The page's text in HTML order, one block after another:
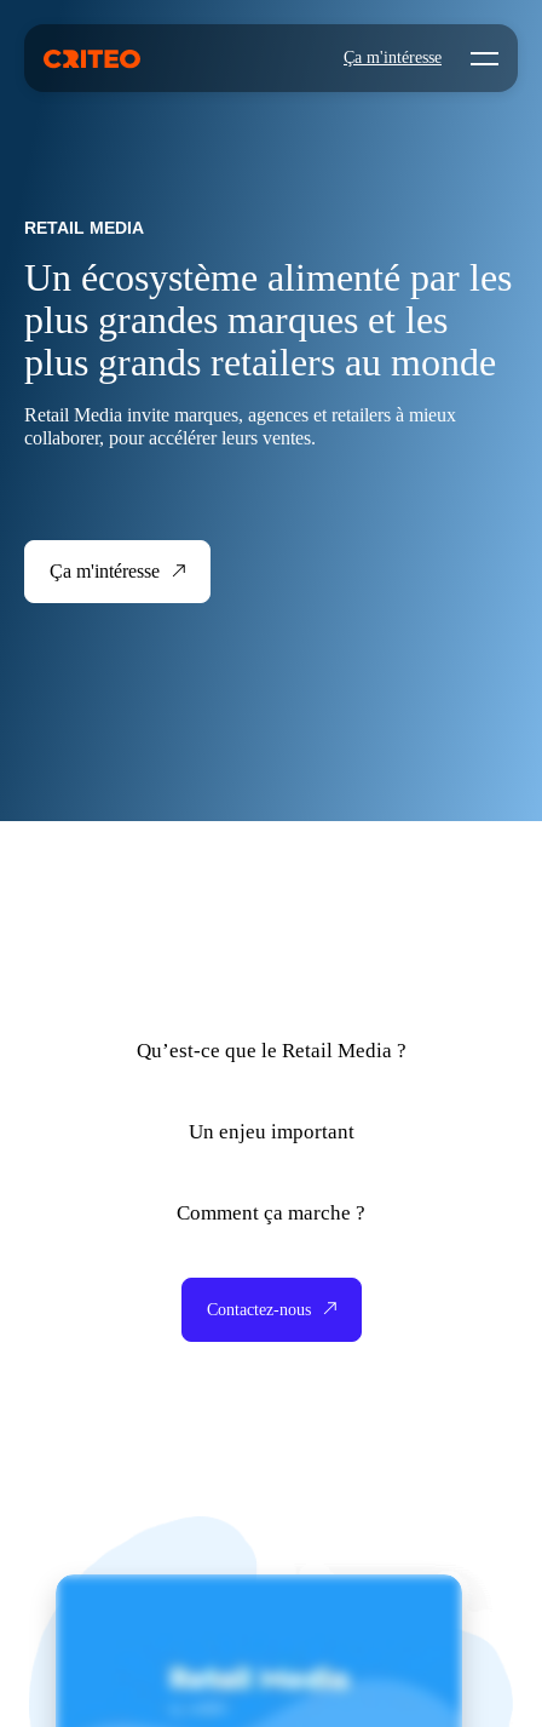
Ça m'intéresse Open
RETAIL MEDIA
Un écosystème alimenté par les
plus grandes marques et les
plus grands retailers au monde
Retail Media invite marques, agences et retailers à mieux
collaborer, pour accélérer leurs ventes.
Ça m'intéresse
Qu’est-ce que le Retail Media ?
Un enjeu important
Comment ça marche ?
Contactez-nous